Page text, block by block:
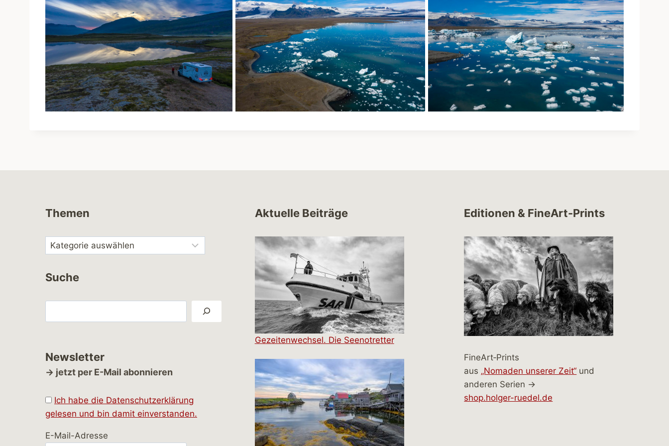
Themen
Suche
Newsletter
→ jetzt per E-Mail abonnieren
Ich habe die Datenschutzerklärung
gelesen und bin damit einverstanden.
E-Mail-Adresse
Aktuelle Beiträge
Gezeitenwechsel. Die Seenotretter
Editionen & FineArt-Prints
FineArt‑Prints
aus „Nomaden unserer Zeit“ und
anderen Serien →
shop.holger-ruedel.de